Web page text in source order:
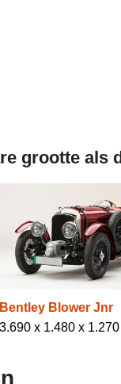
grootte als
Bentley Blower Jnr
3.690 x 1.480 x